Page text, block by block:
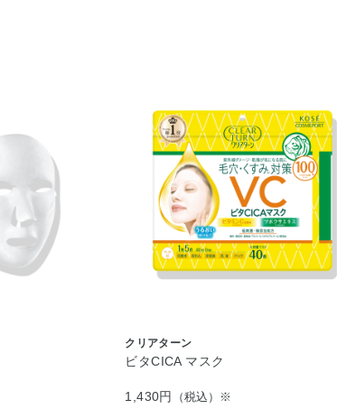
クリアターン
ビタCICA マスク
1,430円 （税込）※